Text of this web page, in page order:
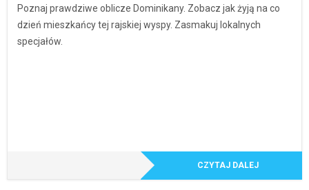
Poznaj prawdziwe oblicze Dominikany. Zobacz jak żyją na co
dzień mieszkańcy tej rajskiej wyspy. Zasmakuj lokalnych
specjałów.
CZYTAJ DALEJ